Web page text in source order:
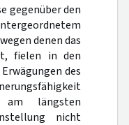
gegenüber den
denen das
fielen in den
des
längsten
nicht